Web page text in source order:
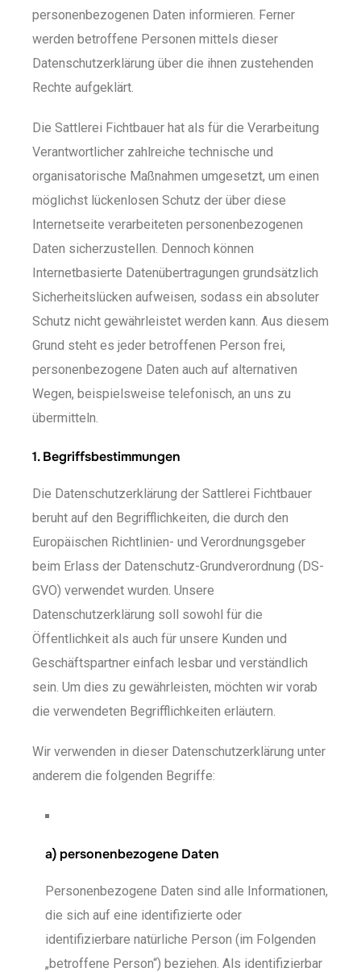
personenbezogenen Daten informieren. Ferner
werden betroffene Personen mittels dieser
Datenschutzerklärung über die ihnen zustehenden
Rechte aufgeklärt.
Die Sattlerei Fichtbauer hat als für die Verarbeitung
Verantwortlicher zahlreiche technische und
organisatorische Maßnahmen umgesetzt, um einen
möglichst lückenlosen Schutz der über diese
Internetseite verarbeiteten personenbezogenen
Daten sicherzustellen. Dennoch können
Internetbasierte Datenübertragungen grundsätzlich
Sicherheitslücken aufweisen, sodass ein absoluter
Schutz nicht gewährleistet werden kann. Aus diesem
Grund steht es jeder betroffenen Person frei,
personenbezogene Daten auch auf alternativen
Wegen, beispielsweise telefonisch, an uns zu
übermitteln.
1. Begriffsbestimmungen
Die Datenschutzerklärung der Sattlerei Fichtbauer
beruht auf den Begrifflichkeiten, die durch den
Europäischen Richtlinien- und Verordnungsgeber
beim Erlass der Datenschutz-Grundverordnung (DS-
GVO) verwendet wurden. Unsere
Datenschutzerklärung soll sowohl für die
Öffentlichkeit als auch für unsere Kunden und
Geschäftspartner einfach lesbar und verständlich
sein. Um dies zu gewährleisten, möchten wir vorab
die verwendeten Begrifflichkeiten erläutern.
Wir verwenden in dieser Datenschutzerklärung unter
anderem die folgenden Begriffe:
a) personenbezogene Daten
Personenbezogene Daten sind alle Informationen,
die sich auf eine identifizierte oder
identifizierbare natürliche Person (im Folgenden
„betroffene Person“) beziehen. Als identifizierbar